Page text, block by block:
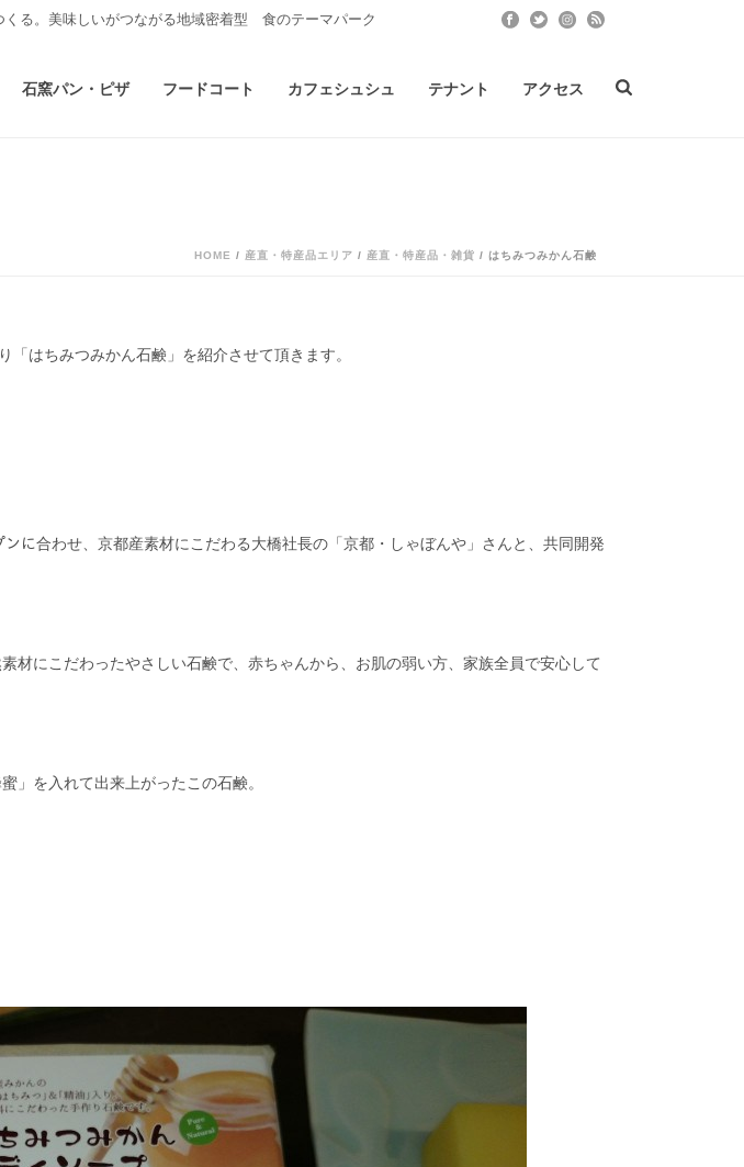
る。美味しいがつながる地域密着型 食のテーマパーク
石窯パン・ピザ フードコート カフェシュシュ テナント アクセス
HOME / 産直・特産品エリア / 産直・特産品・雑貨 / はちみつみかん石鹸
はちみつみかん石鹸」を紹介させて頂きます。
に合わせ、京都産素材にこだわる大橋社長の「京都・しゃぼんや」さんと、共同開発
にこだわったやさしい石鹸で、赤ちゃんから、お肌の弱い方、家族全員で安心して
」を入れて出来上がったこの石鹸。